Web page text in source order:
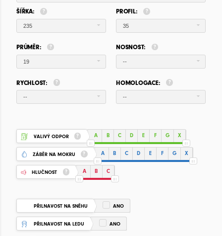
ŠÍŘKA:
235
PROFIL:
35
PRŮMĚR:
19
NOSNOST:
--
RYCHLOST:
--
HOMOLOGACE:
--
VALIVÝ ODPOR A B C D E F G X
ZÁBĚR NA MOKRU A B C D E F G X
HLUČNOST A B C
PŘILNAVOST NA SNĚHU ANO
PŘILNAVOST NA LEDU ANO